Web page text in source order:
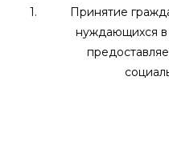
1.
Принятие
нуждающихся